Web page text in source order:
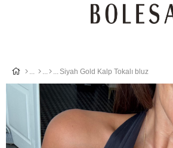
Siyah Gold Kalp Tokalı bluz